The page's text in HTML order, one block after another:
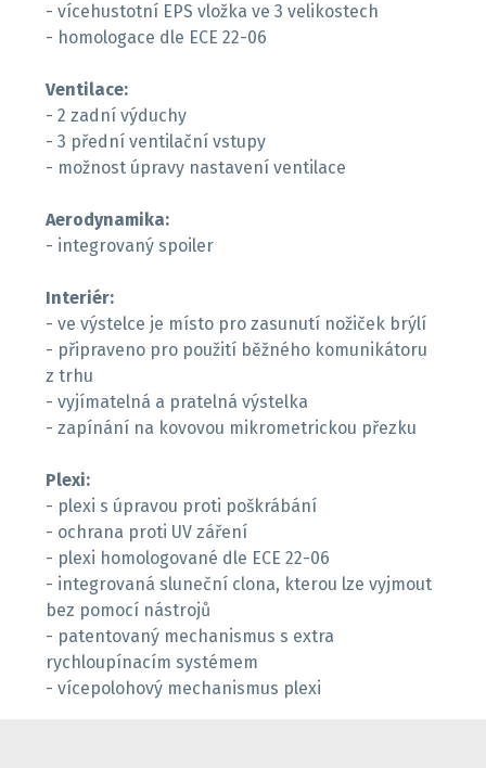
- vícehustotní EPS vložka ve 3 velikostech
- homologace dle ECE 22-06
Ventilace:
- 2 zadní výduchy
- 3 přední ventilační vstupy
- možnost úpravy nastavení ventilace
Aerodynamika:
- integrovaný spoiler
Interiér:
- ve výstelce je místo pro zasunutí nožiček brýlí
- připraveno pro použití běžného komunikátoru
z trhu
- vyjímatelná a pratelná výstelka
- zapínání na kovovou mikrometrickou přezku
Plexi:
- plexi s úpravou proti poškrábání
- ochrana proti UV záření
- plexi homologované dle ECE 22-06
- integrovaná sluneční clona, kterou lze vyjmout
bez pomocí nástrojů
- patentovaný mechanismus s extra
rychloupínacím systémem
- vícepolohový mechanismus plexi